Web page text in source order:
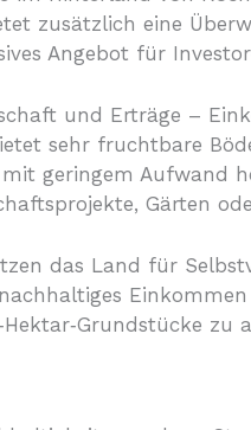
zusätzlich eine
Angebot für
und Erträge –
sehr fruchtbare
geringem Aufwand
Gärten
das Land für